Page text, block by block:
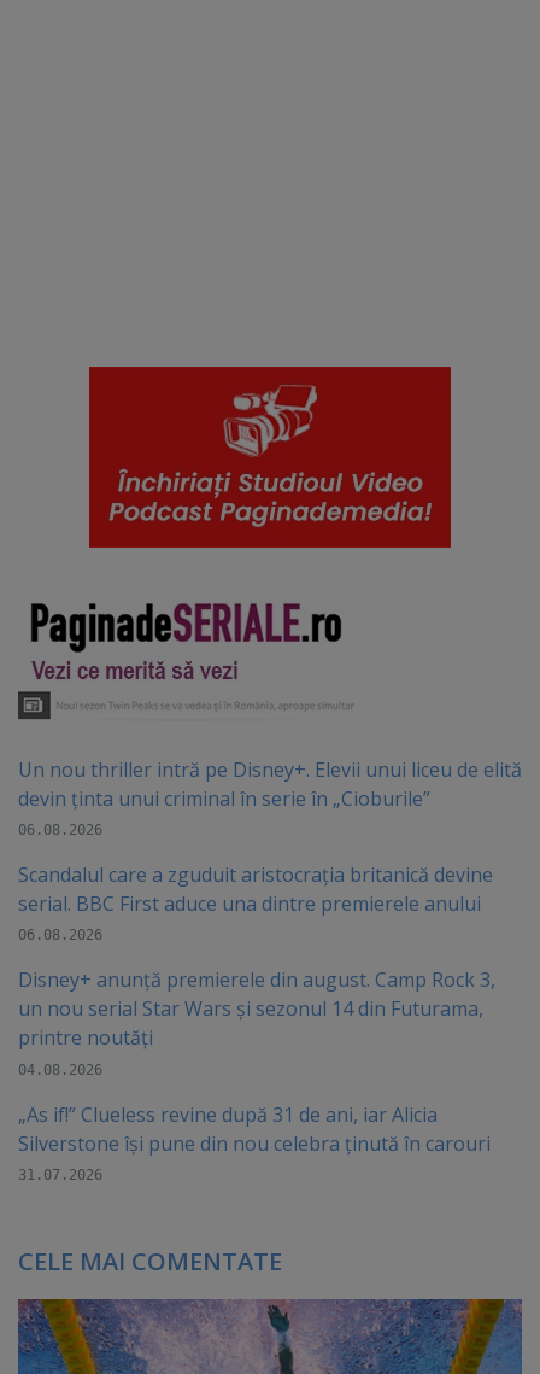
Un nou thriller intră pe Disney+. Elevii unui liceu de elită
devin ținta unui criminal în serie în „Cioburile”
06.08.2026
Scandalul care a zguduit aristocrația britanică devine
serial. BBC First aduce una dintre premierele anului
06.08.2026
Disney+ anunță premierele din august. Camp Rock 3,
un nou serial Star Wars și sezonul 14 din Futurama,
printre noutăți
04.08.2026
„As if!” Clueless revine după 31 de ani, iar Alicia
Silverstone își pune din nou celebra ținută în carouri
31.07.2026
CELE MAI COMENTATE